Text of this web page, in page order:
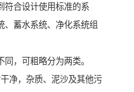
符合设计使用标准的系
、蓄水系统、净化系统组
，可粗略分为两类。
净，杂质、泥沙及其他污